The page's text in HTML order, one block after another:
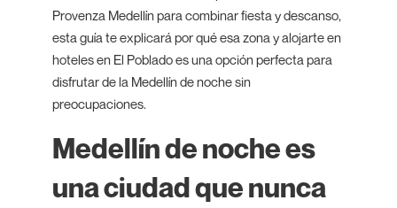
Provenza Medellín para combinar fiesta y descanso,
esta guía te explicará por qué esa zona y alojarte en
hoteles en El Poblado es una opción perfecta para
disfrutar de la Medellín de noche sin
preocupaciones.
Medellín de noche es
una ciudad que nunca